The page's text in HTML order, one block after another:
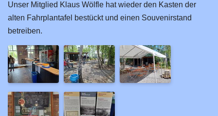
Module
Richtlinien
Blog
Status der Module
Probeaufbau 2018
Planung Kerpen 2022
Planung Kerpen 2024
Unser Mitglied Klaus Wölfle hat wieder den Kasten der
alten Fahrplantafel bestückt und einen Souvenirstand
betreiben.